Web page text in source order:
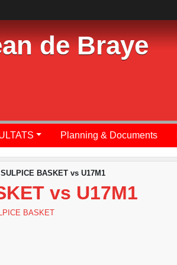
de Braye
Planning & Documents
BASKET vs U17M1
vs U17M1
BASKET